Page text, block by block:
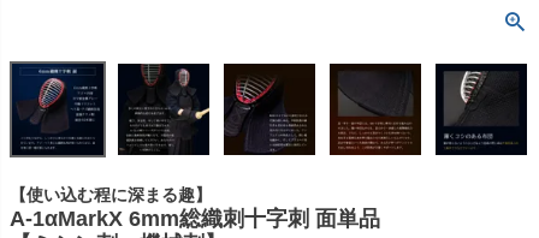
【使い込む程に深まる趣】
A-1αMarkX 6mm総織刺十字刺 面単品